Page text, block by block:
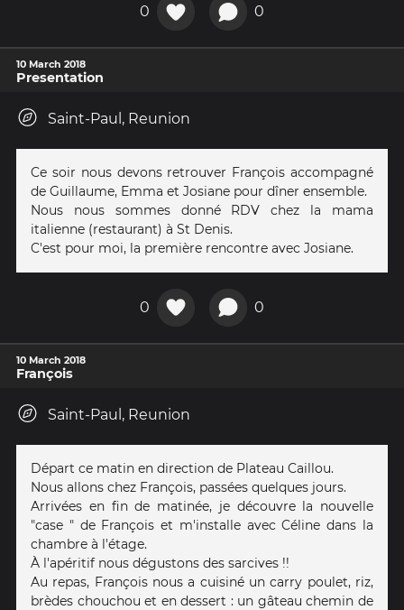
0 0
10 March 2018
Presentation
Saint-Paul, Reunion
Ce soir nous devons retrouver François accompagné
de Guillaume, Emma et Josiane pour dîner ensemble.
Nous nous sommes donné RDV chez la mama
italienne (restaurant) à St Denis.
C'est pour moi, la première rencontre avec Josiane.
0 0
10 March 2018
François
Saint-Paul, Reunion
Départ ce matin en direction de Plateau Caillou.
Nous allons chez François, passées quelques jours.
Arrivées en fin de matinée, je découvre la nouvelle
"case " de François et m'installe avec Céline dans la
chambre à l'étage.
À l'apéritif nous dégustons des sarcives !!
Au repas, François nous a cuisiné un carry poulet, riz,
brèdes chouchou et en dessert : un gâteau chemin de